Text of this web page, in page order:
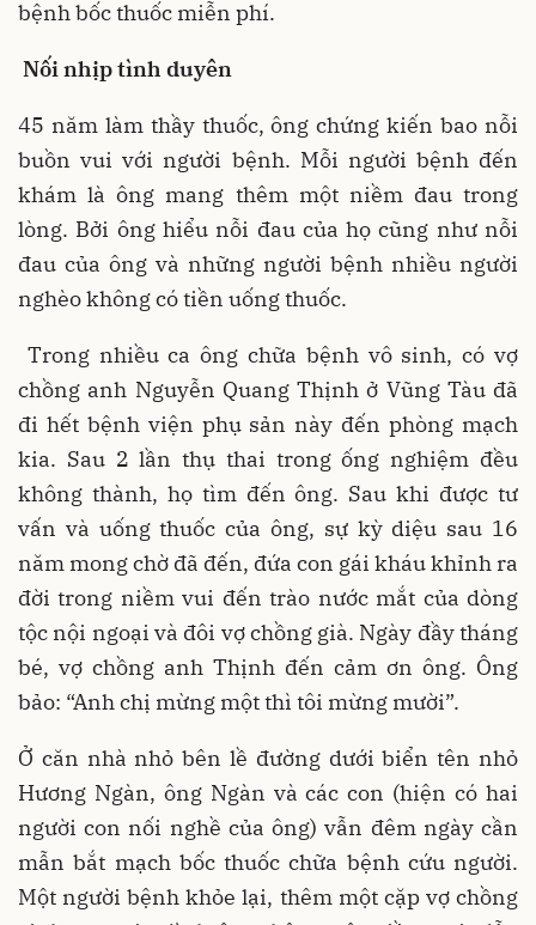
bệnh bốc thuốc miễn phí.
Nối nhịp tình duyên
45 năm làm thầy thuốc, ông chứng kiến bao nỗi
buồn vui với người bệnh. Mỗi người bệnh đến
khám là ông mang thêm một niềm đau trong
lòng. Bởi ông hiểu nỗi đau của họ cũng như nỗi
đau của ông và những người bệnh nhiều người
nghèo không có tiền uống thuốc.
Trong nhiều ca ông chữa bệnh vô sinh, có vợ
chồng anh Nguyễn Quang Thịnh ở Vũng Tàu đã
đi hết bệnh viện phụ sản này đến phòng mạch
kia. Sau 2 lần thụ thai trong ống nghiệm đều
không thành, họ tìm đến ông. Sau khi được tư
vấn và uống thuốc của ông, sự kỳ diệu sau 16
năm mong chờ đã đến, đứa con gái kháu khỉnh ra
đời trong niềm vui đến trào nước mắt của dòng
tộc nội ngoại và đôi vợ chồng già. Ngày đầy tháng
bé, vợ chồng anh Thịnh đến cảm ơn ông. Ông
bảo: “Anh chị mừng một thì tôi mừng mười”.
Ở căn nhà nhỏ bên lề đường dưới biển tên nhỏ
Hương Ngàn, ông Ngàn và các con (hiện có hai
người con nối nghề của ông) vẫn đêm ngày cần
mẫn bắt mạch bốc thuốc chữa bệnh cứu người.
Một người bệnh khỏe lại, thêm một cặp vợ chồng